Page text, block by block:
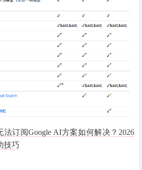
法订阅Google AI方案如何解决？2026
技巧